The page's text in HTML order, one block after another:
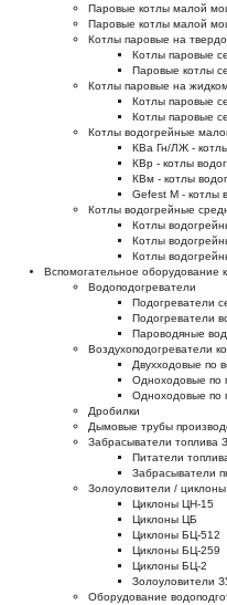
Паровые котлы малой
Паровые котлы малой
Котлы паровые на
Котлы паровые
Паровые котлы
Котлы паровые на
Котлы паровые
Котлы паровые
Котлы водогрейные
КВа Гн/ЛЖ -
КВр - котлы
КВм - котлы
Gefest M - котлы
Котлы водогрейные
Котлы
Котлы
Котлы
Вспомогательное оборудование
Водоподогреватели
Подогреватели
Подогреватели
Пароводяные
Воздухоподогреватели
Двухходовые по
Одноходовые по
Одноходовые по
Дробилки
Дымовые трубы
Забрасыватели топлива
Питатели
Забрасыватели
Золоуловители / циклоны
Циклоны ЦН-15
Циклоны ЦБ
Циклоны БЦ-512
Циклоны БЦ-259
Циклоны БЦ-2
Золоуловители
Оборудование